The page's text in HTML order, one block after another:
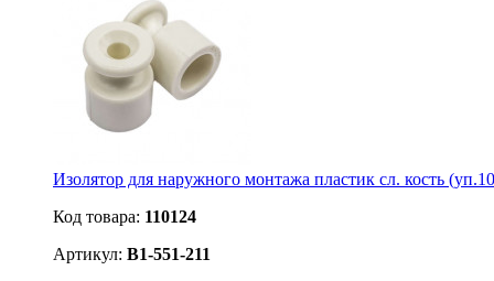
Изолятор для наружного монтажа пластик сл. кость
Код товара: 110124
Артикул: B1-551-211